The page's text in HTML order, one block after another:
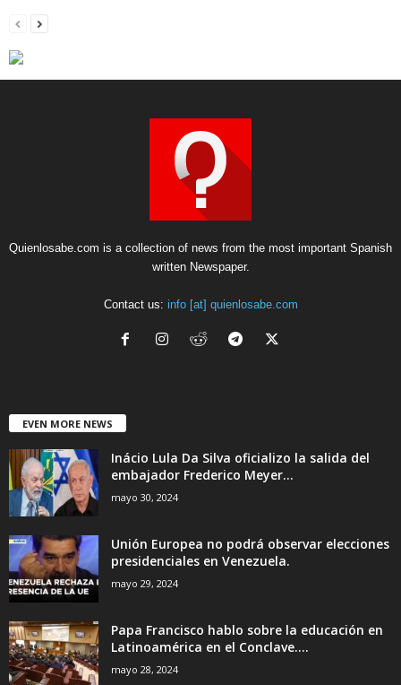
Quienlosabe.com is a collection of news from the most important Spanish
written Newspaper.
Contact us: info [at] quienlosabe.com
EVEN MORE NEWS
Inácio Lula Da Silva oficializo la salida del
embajador Frederico Meyer...
mayo 30, 2024
Unión Europea no podrá observar elecciones
presidenciales en Venezuela.
mayo 29, 2024
Papa Francisco hablo sobre la educación en
Latinoamérica en el Conclave....
mayo 28, 2024